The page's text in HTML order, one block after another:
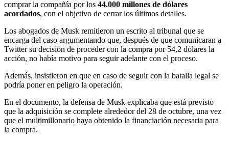
comprar la compañía por los 44.000 millones de dólares
acordados, con el objetivo de cerrar los últimos detalles.
Los abogados de Musk remitieron un escrito al tribunal que se
encarga del caso argumentando que, después de que comunicaran a
Twitter su decisión de proceder con la compra por 54,2 dólares la
acción, no había motivo para seguir adelante con el proceso.
Además, insistieron en que en caso de seguir con la batalla legal se
podría poner en peligro la operación.
En el documento, la defensa de Musk explicaba que está previsto
que la adquisición se complete alrededor del 28 de octubre, una vez
que el multimillonario haya obtenido la financiación necesaria para
la compra.